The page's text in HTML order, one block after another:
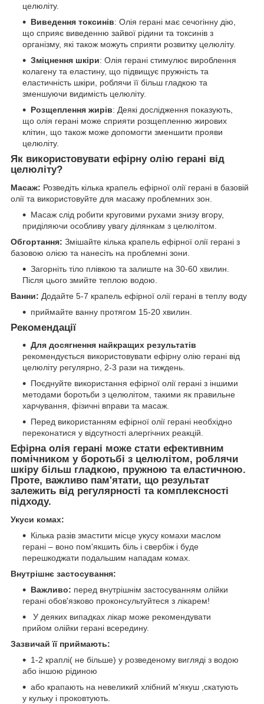
целюліту.
Виведення токсинів: Олія герані має сечогінну дію,
що сприяє виведенню зайвої рідини та токсинів з
організму, які також можуть сприяти розвитку целюліту.
Зміцнення шкіри: Олія герані стимулює вироблення
колагену та еластину, що підвищує пружність та
еластичність шкіри, роблячи її більш гладкою та
зменшуючи видимість целюліту.
Розщеплення жирів: Деякі дослідження показують,
що олія герані може сприяти розщепленню жирових
клітин, що також може допомогти зменшити прояви
целюліту.
Як використовувати ефірну олію герані від
целюліту?
Масаж: Розведіть кілька крапель ефірної олії герані в базовій
олії та використовуйте для масажу проблемних зон.
Масаж слід робити круговими рухами знизу вгору,
приділяючи особливу увагу ділянкам з целюлітом.
Обгортання: Змішайте кілька крапель ефірної олії герані з
базовою олією та нанесіть на проблемні зони.
Загорніть тіло плівкою та залиште на 30-60 хвилин.
Після цього змийте теплою водою.
Ванни: Додайте 5-7 крапель ефірної олії герані в теплу воду
приймайте ванну протягом 15-20 хвилин.
Рекомендації
Для досягнення найкращих результатів
рекомендується використовувати ефірну олію герані від
целюліту регулярно, 2-3 рази на тиждень.
Поєднуйте використання ефірної олії герані з іншими
методами боротьби з целюлітом, такими як правильне
харчування, фізичні вправи та масаж.
Перед використанням ефірної олії герані необхідно
переконатися у відсутності алергічних реакцій.
Ефірна олія герані може стати ефективним
помічником у боротьбі з целюлітом, роблячи
шкіру більш гладкою, пружною та еластичною.
Проте, важливо пам'ятати, що результат
залежить від регулярності та комплексності
підходу.
Укуси комах:
Кілька разів змастити місце укусу комахи маслом
герані – воно пом'якшить біль і свербіж і буде
перешкоджати подальшим нападам комах.
Внутрішнє застосування:
Важливо: перед внутрішнім застосуванням олійки
герані обов'язково проконсультуйтеся з лікарем!
У деяких випадках лікар може рекомендувати
прийом олійки герані всередину.
Зазвичай її приймають:
1-2 краплі( не більше) у розведеному вигляді з водою
або іншою рідиною
або крапають на невеликий хлібний м'якуш ,скатують
у кульку і проковтують.